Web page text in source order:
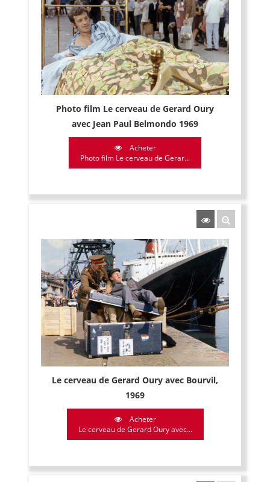
Photo film Le cerveau de Gerard Oury
avec Jean Paul Belmondo 1969
Acheter
Photo film Le cerveau de Gerar...
Le cerveau de Gerard Oury avec Bourvil,
1969
Acheter
Le cerveau de Gerard Oury avec...